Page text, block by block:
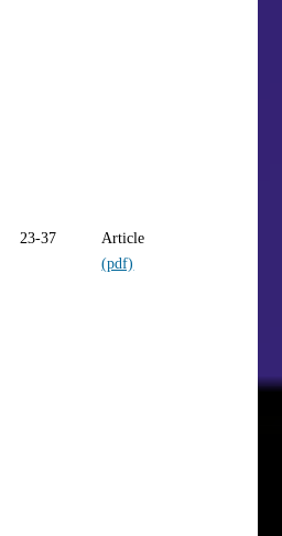
23-37
Article
(pdf)